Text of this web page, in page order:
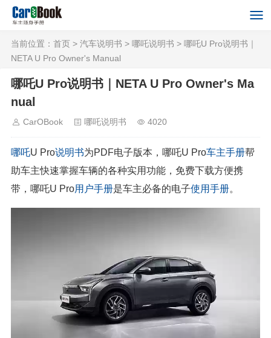
当前位置： 首页 > 汽车说明书 > 哪吒说明书 > 哪吒U Pro说明书｜
NETA U Pro Owner's Manual
哪吒U Pro说明书｜NETA U Pro Owner's Ma
nual
CarOBook 哪吒说明书 4020
哪吒U Pro说明书为PDF电子版本，哪吒U Pro车主手册帮
助车主快速掌握车辆的各种实用功能，免费下载方便携
带，哪吒U Pro用户手册是车主必备的电子使用手册。